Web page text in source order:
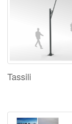
Tassili